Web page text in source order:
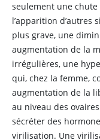
seulement une chute
l’apparition d’autres
plus grave, une
augmentation de la
irrégulières, une
qui, chez la femme,
augmentation de la
au niveau des
sécréter des
virilisation. Une